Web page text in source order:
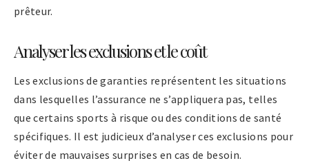
prêteur.
Analyser les exclusions et le coût
Les exclusions de garanties représentent les situations
dans lesquelles l’assurance ne s’appliquera pas, telles
que certains sports à risque ou des conditions de santé
spécifiques. Il est judicieux d’analyser ces exclusions pour
éviter de mauvaises surprises en cas de besoin.